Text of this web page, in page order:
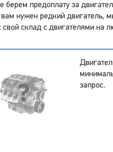
берем предоплату за
вам нужен редкий двигатель,
свой склад с двигателями на
запрос.